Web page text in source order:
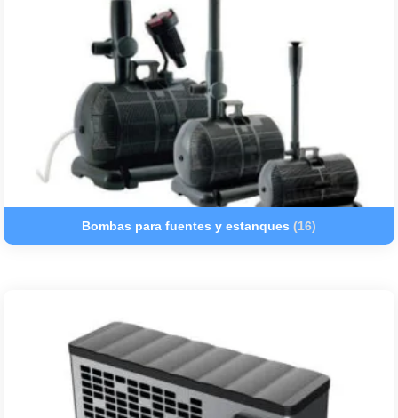
Bombas para fuentes y estanques (16)